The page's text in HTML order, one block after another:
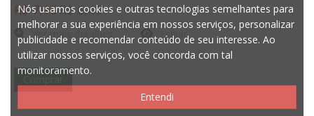
R$ 7,10R$ 6,45
Ver mais detalhes Espiar
Nós usamos cookies e outras tecnologias semelhantes para
melhorar a sua experiência em nossos serviços, personalizar
publicidade e recomendar conteúdo de seu interesse. Ao
utilizar nossos serviços, você concorda com tal
monitoramento.
Entendi